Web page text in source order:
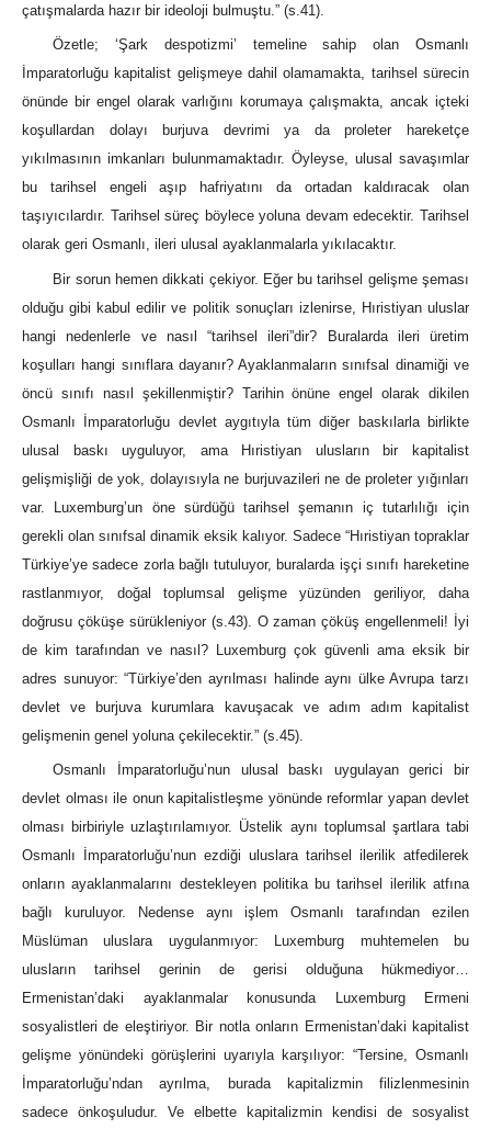
çatışmalarda hazır bir ideoloji bulmuştu.” (s.41).
Özetle; ‘Şark despotizmi’ temeline sahip olan Osmanlı
İmparatorluğu kapitalist gelişmeye dahil olamamakta, tarihsel sürecin
önünde bir engel olarak varlığını korumaya çalışmakta, ancak içteki
koşullardan dolayı burjuva devrimi ya da proleter hareketçe
yıkılmasının imkanları bulunmamaktadır. Öyleyse, ulusal savaşımlar
bu tarihsel engeli aşıp hafriyatını da ortadan kaldıracak olan
taşıyıcılardır. Tarihsel süreç böylece yoluna devam edecektir. Tarihsel
olarak geri Osmanlı, ileri ulusal ayaklanmalarla yıkılacaktır.
Bir sorun hemen dikkati çekiyor. Eğer bu tarihsel gelişme şeması
olduğu gibi kabul edilir ve politik sonuçları izlenirse, Hıristiyan uluslar
hangi nedenlerle ve nasıl “tarihsel ileri”dir? Buralarda ileri üretim
koşulları hangi sınıflara dayanır? Ayaklanmaların sınıfsal dinamiği ve
öncü sınıfı nasıl şekillenmiştir? Tarihin önüne engel olarak dikilen
Osmanlı İmparatorluğu devlet aygıtıyla tüm diğer baskılarla birlikte
ulusal baskı uyguluyor, ama Hıristiyan ulusların bir kapitalist
gelişmişliği de yok, dolayısıyla ne burjuvazileri ne de proleter yığınları
var. Luxemburg’un öne sürdüğü tarihsel şemanın iç tutarlılığı için
gerekli olan sınıfsal dinamik eksik kalıyor. Sadece “Hıristiyan topraklar
Türkiye’ye sadece zorla bağlı tutuluyor, buralarda işçi sınıfı hareketine
rastlanmıyor, doğal toplumsal gelişme yüzünden geriliyor, daha
doğrusu çöküşe sürükleniyor (s.43). O zaman çöküş engellenmeli! İyi
de kim tarafından ve nasıl? Luxemburg çok güvenli ama eksik bir
adres sunuyor: “Türkiye’den ayrılması halinde aynı ülke Avrupa tarzı
devlet ve burjuva kurumlara kavuşacak ve adım adım kapitalist
gelişmenin genel yoluna çekilecektir.” (s.45).
Osmanlı İmparatorluğu’nun ulusal baskı uygulayan gerici bir
devlet olması ile onun kapitalistleşme yönünde reformlar yapan devlet
olması birbiriyle uzlaştırılamıyor. Üstelik aynı toplumsal şartlara tabi
Osmanlı İmparatorluğu’nun ezdiği uluslara tarihsel ilerilik atfedilerek
onların ayaklanmalarını destekleyen politika bu tarihsel ilerilik atfına
bağlı kuruluyor. Nedense aynı işlem Osmanlı tarafından ezilen
Müslüman uluslara uygulanmıyor: Luxemburg muhtemelen bu
ulusların tarihsel gerinin de gerisi olduğuna hükmediyor…
Ermenistan’daki ayaklanmalar konusunda Luxemburg Ermeni
sosyalistleri de eleştiriyor. Bir notla onların Ermenistan’daki kapitalist
gelişme yönündeki görüşlerini uyarıyla karşılıyor: “Tersine, Osmanlı
İmparatorluğu’ndan ayrılma, burada kapitalizmin filizlenmesinin
sadece önkoşuludur. Ve elbette kapitalizmin kendisi de sosyalist